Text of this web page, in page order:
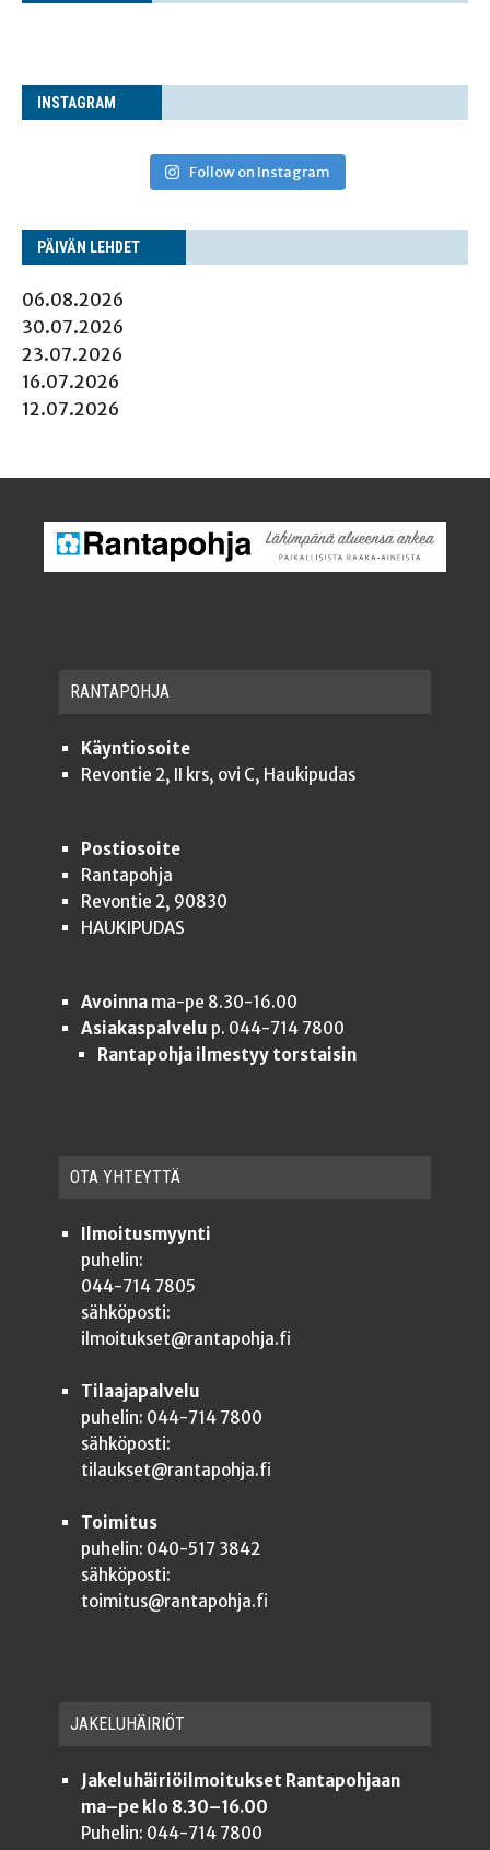
INS­TA­GRAM
Follow on Instagram
PÄI­VÄN LEHDET
06.08.2026
30.07.2026
23.07.2026
16.07.2026
12.07.2026
RAN­TA­POH­JA
Käyntiosoite
Revontie 2, II krs, ovi C, Haukipudas
Postiosoite
Rantapohja
Revontie 2, 90830
HAUKIPUDAS
Avoinnama-pe 8.30-16.00
Asiakaspalvelu p. 044-714 7800
Rantapohja ilmestyy torstaisin
OTA YHTEYT­TÄ
Ilmoitusmyynti
puhelin:
044-714 7805
sähköposti:
ilmoitukset@rantapohja.fi
Tilaajapalvelu
puhelin: 044-714 7800
sähköposti:
tilaukset@rantapohja.fi
Toimitus
puhelin: 040-517 3842
sähköposti:
toimitus@rantapohja.fi
JAKE­LU­HÄI­RIÖT
Jakeluhäiriöilmoitukset Rantapohjaan
ma–pe klo 8.30–16.00
Puhelin: 044-714 7800